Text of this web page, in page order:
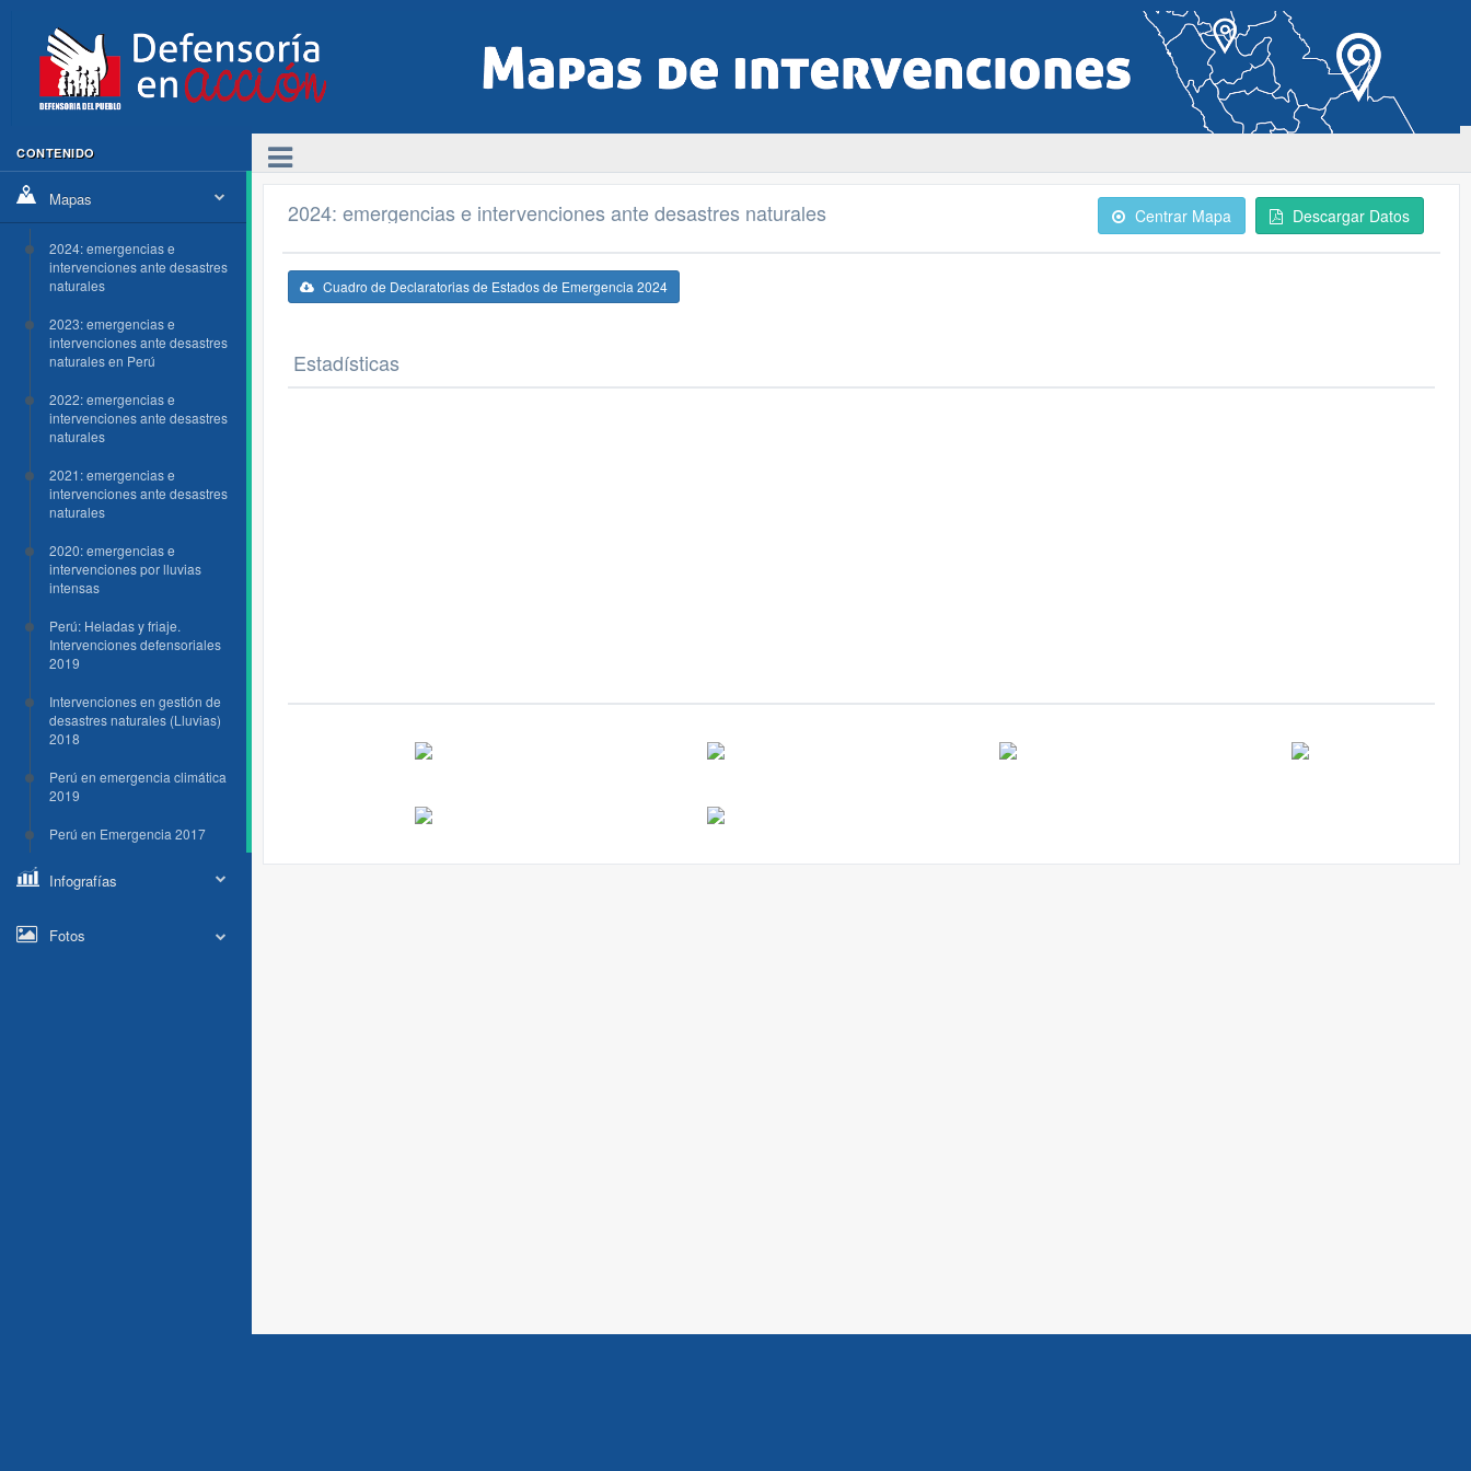
CONTENIDO
Mapas
2024: emergencias e
intervenciones ante desastres
naturales
2023: emergencias e
intervenciones ante desastres
naturales en Perú
2022: emergencias e
intervenciones ante desastres
naturales
2021: emergencias e
intervenciones ante desastres
naturales
2020: emergencias e
intervenciones por lluvias
intensas
Perú: Heladas y friaje.
Intervenciones defensoriales
2019
Intervenciones en gestión de
desastres naturales (Lluvias)
2018
Perú en emergencia climática
2019
Perú en Emergencia 2017
Infografías
Fotos
2024: emergencias e intervenciones ante desastres naturales Centrar Mapa Descargar Datos
Cuadro de Declaratorias de Estados de Emergencia 2024
Estadísticas